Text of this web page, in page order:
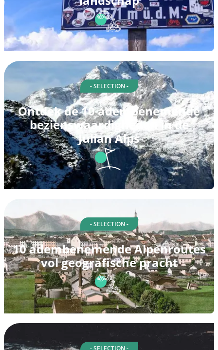
- SELECTION -
Ontdek de 10 adembenemende
bezienswaardigheden in de
Julian Alps
- SELECTION -
10 adembenemende Alpenroutes
vol geografische pracht